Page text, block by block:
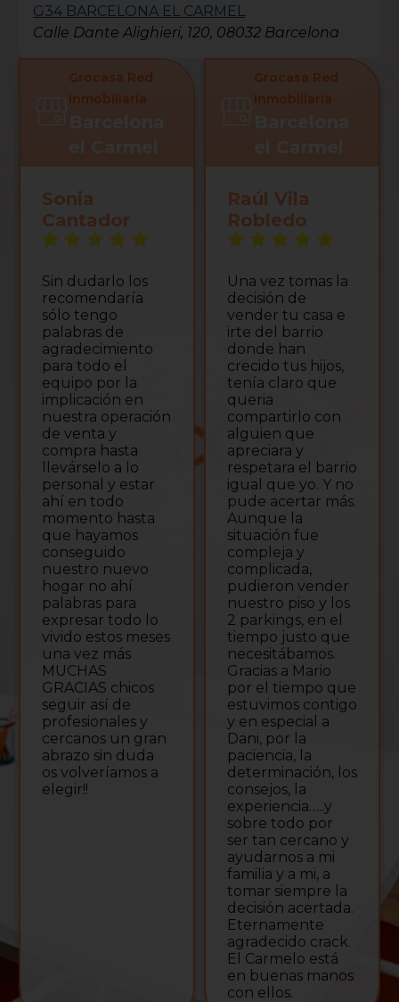
G34 BARCELONA EL CARMEL
Calle Dante Alighieri, 120, 08032 Barcelona
Grocasa Red
Inmobiliaria
Sonia
Cantador
Sin dudarlo los
recomendaría
sólo tengo
palabras de
agradecimiento
para todo el
equipo por la
implicación en
nuestra operación
de venta y
compra hasta
llevárselo a lo
personal y estar
ahí en todo
momento hasta
que hayamos
conseguido
nuestro nuevo
hogar no ahí
palabras para
expresar todo lo
vivido estos meses
una vez más
MUCHAS
GRACIAS chicos
seguir así de
profesionales y
cercanos un gran
abrazo sin duda
os volveríamos a
elegir!!
Grocasa Red
Inmobiliaria
Raúl Vila
Robledo
Una vez tomas la
decisión de
vender tu casa e
irte del barrio
donde han
crecido tus hijos,
tenía claro que
queria
compartirlo con
alguien que
apreciara y
respetara el barrio
igual que yo. Y no
pude acertar más.
Aunque la
situación fue
compleja y
complicada,
pudieron vender
nuestro piso y los
2 parkings, en el
tiempo justo que
necesitábamos.
Gracias a Mario
por el tiempo que
estuvimos contigo
y en especial a
Dani, por la
paciencia, la
determinación, los
consejos, la
experiencia…..y
sobre todo por
ser tan cercano y
ayudarnos a mi
familia y a mi, a
tomar siempre la
decisión acertada.
Eternamente
agradecido crack.
El Carmelo está
en buenas manos
con ellos.